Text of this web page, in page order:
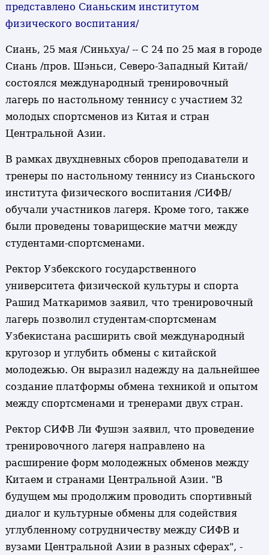
представлено Сианьским институтом
физического воспитания/
Сиань, 25 мая /Синьхуа/ -- С 24 по 25 мая в городе
Сиань /пров. Шэньси, Северо-Западный Китай/
состоялся международный тренировочный
лагерь по настольному теннису с участием 32
молодых спортсменов из Китая и стран
Центральной Азии.
В рамках двухдневных сборов преподаватели и
тренеры по настольному теннису из Сианьского
института физического воспитания /СИФВ/
обучали участников лагеря. Кроме того, также
были проведены товарищеские матчи между
студентами-спортсменами.
Ректор Узбекского государственного
университета физической культуры и спорта
Рашид Маткаримов заявил, что тренировочный
лагерь позволил студентам-спортсменам
Узбекистана расширить свой международный
кругозор и углубить обмены с китайской
молодежью. Он выразил надежду на дальнейшее
создание платформы обмена техникой и опытом
между спортсменами и тренерами двух стран.
Ректор СИФВ Ли Фушэн заявил, что проведение
тренировочного лагеря направлено на
расширение форм молодежных обменов между
Китаем и странами Центральной Азии. "В
будущем мы продолжим проводить спортивный
диалог и культурные обмены для содействия
углубленному сотрудничеству между СИФВ и
вузами Центральной Азии в разных сферах", -